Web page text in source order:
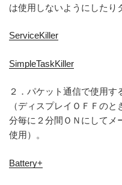
は使用しないようにしたり
ServiceKiller
SimpleTaskKiller
２．パケット通信で使用す
（ディスプレイＯＦＦの
分毎に２分間ＯＮにしてメ
使用）。
Battery+